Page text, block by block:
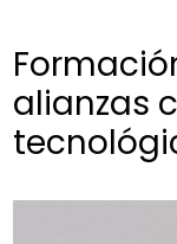
alianzas